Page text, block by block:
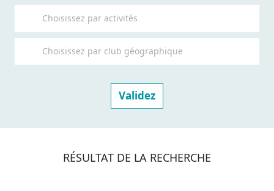
RÉSULTAT DE LA RECHERCHE